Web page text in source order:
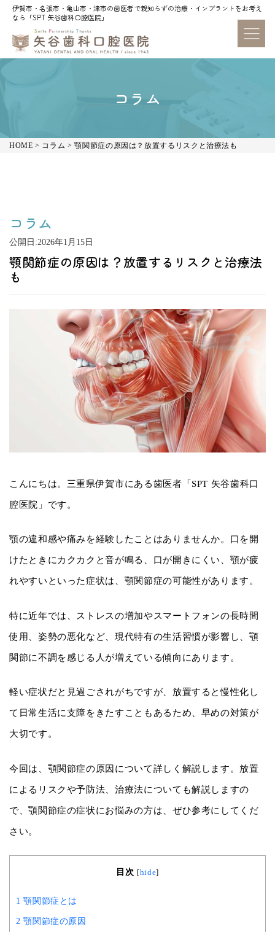
伊賀市・名張市・亀山市・津市の歯医者で親知らずの治療・インプラントをお考え
なら「SPT 矢谷歯科口腔医院」
伊賀市・名張市・亀山市・津市の歯医者で親知らずの治療・インプラントをお考え
なら「SPT 矢谷歯科口腔医院」
コラム
HOME > コラム >顎関節症の原因は？放置するリスクと治療法も
コラム
公開日:2026年1月15日
顎関節症の原因は？放置するリスクと治療法
も
こんにちは。三重県伊賀市にある歯医者「SPT 矢谷歯科口
腔医院」です。
顎の違和感や痛みを経験したことはありませんか。口を開
けたときにカクカクと音が鳴る、口が開きにくい、顎が疲
れやすいといった症状は、顎関節症の可能性があります。
特に近年では、ストレスの増加やスマートフォンの長時間
使用、姿勢の悪化など、現代特有の生活習慣が影響し、顎
関節に不調を感じる人が増えている傾向にあります。
軽い症状だと見過ごされがちですが、放置すると慢性化し
て日常生活に支障をきたすこともあるため、早めの対策が
大切です。
今回は、顎関節症の原因について詳しく解説します。放置
によるリスクや予防法、治療法についても解説しますの
で、顎関節症の症状にお悩みの方は、ぜひ参考にしてくだ
さい。
目次 [hide]
1 顎関節症とは
2 顎関節症の原因